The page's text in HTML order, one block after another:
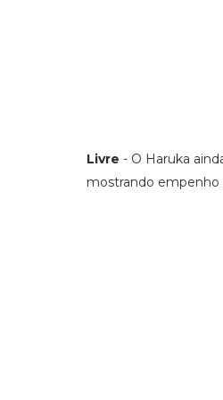
Livre - O Haruka
mostrando empenho